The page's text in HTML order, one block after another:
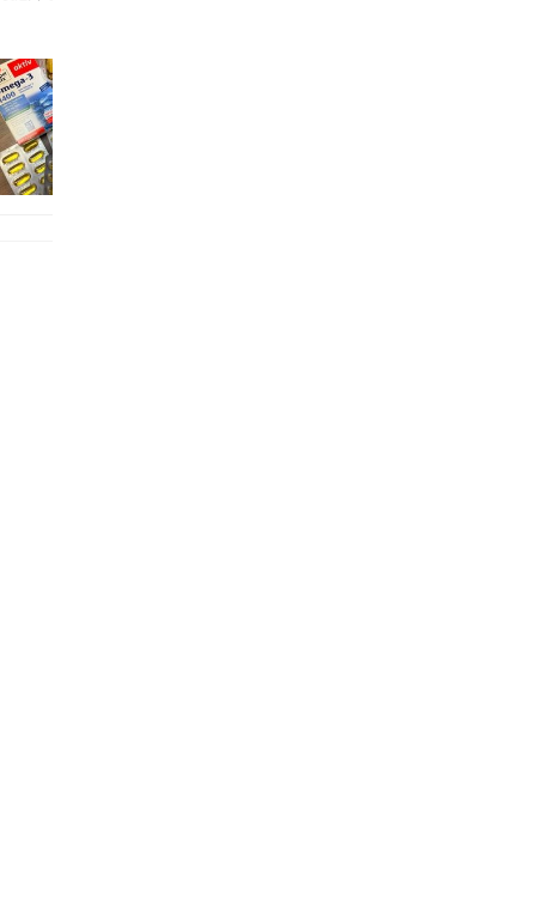
除了解暑，冬瓜仲有好多鮮為人知嘅好處：減肥、消水腫、降血